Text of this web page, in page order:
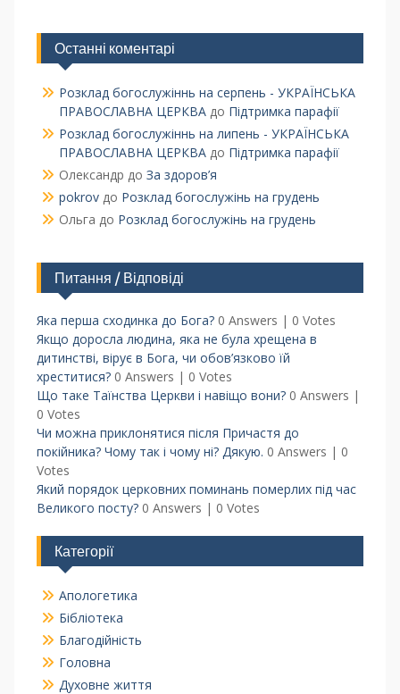
Останні коментарі
Розклад богослужіннь на серпень - УКРАЇНСЬКА
ПРАВОСЛАВНА ЦЕРКВАдо Підтримка парафії
Розклад богослужіннь на липень - УКРАЇНСЬКА
ПРАВОСЛАВНА ЦЕРКВАдо Підтримка парафії
Олександр до За здоров’я
pokrovдо Розклад богослужінь на грудень
Ольга до Розклад богослужінь на грудень
Питання / Відповіді
Яка перша сходинка до Бога? 0 Answers | 0 Votes
Якщо доросла людина, яка не була хрещена в
дитинстві, вірує в Бога, чи обов’язково їй
хреститися? 0 Answers | 0 Votes
Що таке Таїнства Церкви і навіщо вони? 0 Answers |
0 Votes
Чи можна приклонятися після Причастя до
покійника? Чому так і чому ні? Дякую. 0 Answers | 0
Votes
Який порядок церковних поминань померлих під час
Великого посту? 0 Answers | 0 Votes
Категорії
Апологетика
Бібліотека
Благодійність
Головна
Духовне життя